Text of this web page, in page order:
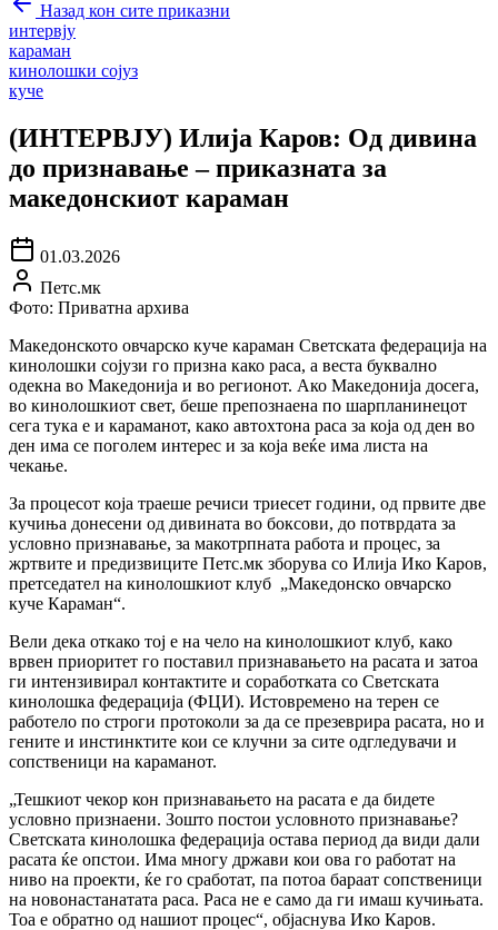
Назад кон сите приказни
интервју
караман
кинолошки сојуз
куче
(ИНТЕРВЈУ) Илија Каров: Од дивина
до признавање – приказната за
македонскиот караман
01.03.2026
Петс.мк
Фото: Приватна архива
Македонското овчарско куче караман Светската федерација на
кинолошки сојузи го призна како раса, а веста буквално
одекна во Македонија и во регионот. Ако Македонија досега,
во кинолошкиот свет, беше препознаена по шарпланинецот
сега тука е и караманот, како автохтона раса за која од ден во
ден има се поголем интерес и за која веќе има листа на
чекање.
За процесот која траеше речиси триесет години, од првите две
кучиња донесени од дивината во боксови, до потврдата за
условно признавање, за макотрпната работа и процес, за
жртвите и предизвиците Петс.мк зборува со Илија Ико Каров,
претседател на кинолошкиот клуб „Македонско овчарско
куче Караман“.
Вели дека откако тој е на чело на кинолошкиот клуб, како
врвен приоритет го поставил признавањето на расата и затоа
ги интензивирал контактите и соработката со Светската
кинолошка федерација (ФЦИ). Истовремено на терен се
работело по строги протоколи за да се презеврира расата, но и
гените и инстинктите кои се клучни за сите одгледувачи и
сопственици на караманот.
„Тешкиот чекор кон признавањето на расата е да бидете
условно признаени. Зошто постои условното признавање?
Светската кинолошка федерација остава период да види дали
расата ќе опстои. Има многу држави кои ова го работат на
ниво на проекти, ќе го сработат, па потоа бараат сопственици
на новонастанатата раса. Раса не е само да ги имаш кучињата.
Тоа е обратно од нашиот процес“, објаснува Ико Каров.